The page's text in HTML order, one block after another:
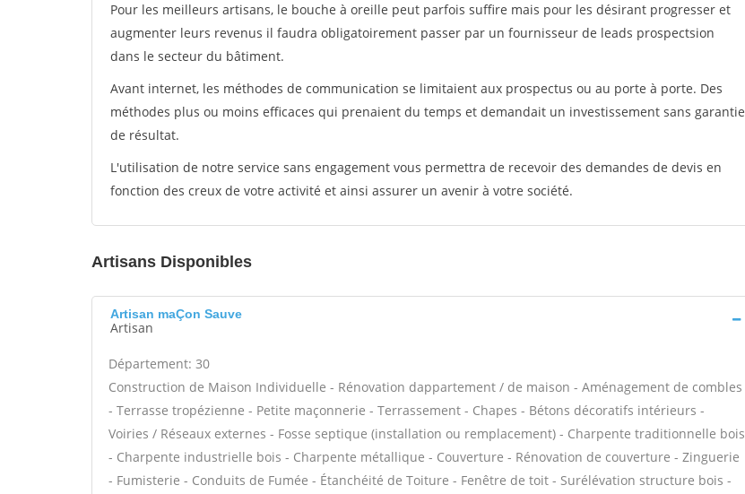
Pour les meilleurs artisans, le bouche à oreille peut parfois suffire mais pour les désirant progresser et
augmenter leurs revenus il faudra obligatoirement passer par un fournisseur de leads prospectsion
dans le secteur du bâtiment.
Avant internet, les méthodes de communication se limitaient aux prospectus ou au porte à porte. Des
méthodes plus ou moins efficaces qui prenaient du temps et demandait un investissement sans garantie
de résultat.
L'utilisation de notre service sans engagement vous permettra de recevoir des demandes de devis en
fonction des creux de votre activité et ainsi assurer un avenir à votre société.
Artisans Disponibles
Artisan maÇon Sauve
Artisan
Département: 30
Construction de Maison Individuelle - Rénovation dappartement / de maison - Aménagement de combles
- Terrasse tropézienne - Petite maçonnerie - Terrassement - Chapes - Bétons décoratifs intérieurs -
Voiries / Réseaux externes - Fosse septique (installation ou remplacement) - Charpente traditionnelle bois
- Charpente industrielle bois - Charpente métallique - Couverture - Rénovation de couverture - Zinguerie
- Fumisterie - Conduits de Fumée - Étanchéité de Toiture - Fenêtre de toit - Surélévation structure bois -